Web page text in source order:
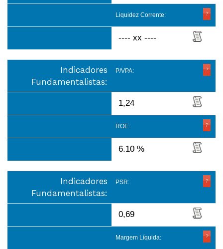
Liquidez Corrente:
---- xx ----
Indicadores
Fundamentalistas:
P/VPA:
1,24
ROE:
6.10 %
Indicadores
Fundamentalistas:
PSR:
0,69
Margem Líquida: